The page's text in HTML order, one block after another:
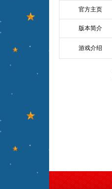
官方主页
版本简介
游戏介绍